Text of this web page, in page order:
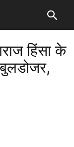
हिंसा के